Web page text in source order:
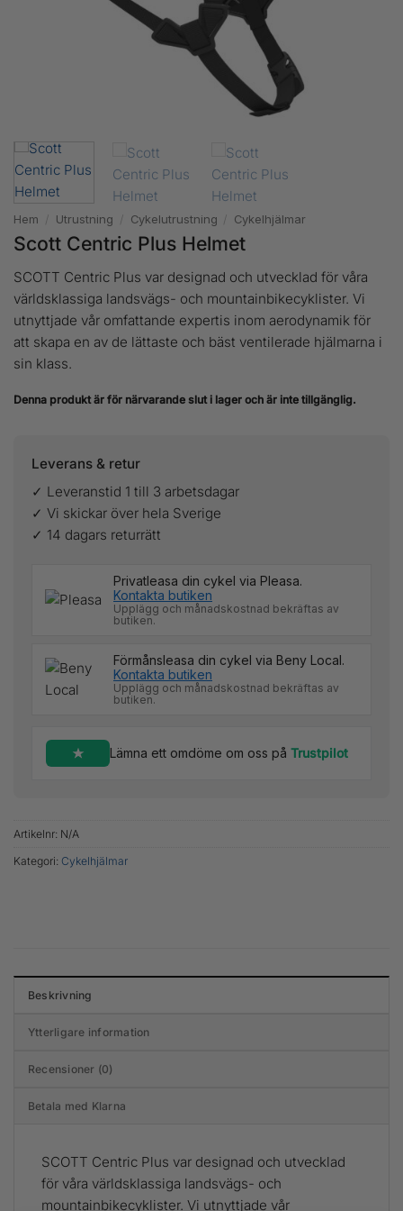
Hem / Utrustning / Cykelutrustning / Cykelhjälmar
Scott Centric Plus Helmet
SCOTT Centric Plus var designad och utvecklad för våra
världsklassiga landsvägs- och mountainbikecyklister. Vi
utnyttjade vår omfattande expertis inom aerodynamik för
att skapa en av de lättaste och bäst ventilerade hjälmarna i
sin klass.
Denna produkt är för närvarande slut i lager och är inte tillgänglig.
Leverans & retur
✓ Leveranstid 1 till 3 arbetsdagar
✓ Vi skickar över hela Sverige
✓ 14 dagars returrätt
Privatleasa din cykel via Pleasa.
Kontakta butiken
Upplägg och månadskostnad bekräftas av
butiken.
Förmånsleasa din cykel via Beny Local.
Kontakta butiken
Upplägg och månadskostnad bekräftas av
butiken.
Lämna ett omdöme om oss på Trustpilot
Artikelnr: N/A
Kategori: Cykelhjälmar
Beskrivning
Ytterligare information
Recensioner (0)
Betala med Klarna
SCOTT Centric Plus var designad och utvecklad
för våra världsklassiga landsvägs- och
mountainbikecyklister. Vi utnyttjade vår